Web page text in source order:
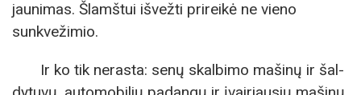
jau­ni­mas. Šlamš­tui iš­vež­ti pri­rei­kė ne vie­no
sunkveži­mio.
Ir ko tik ne­ras­ta: se­nų skal­bi­mo ma­ši­nų ir šal­